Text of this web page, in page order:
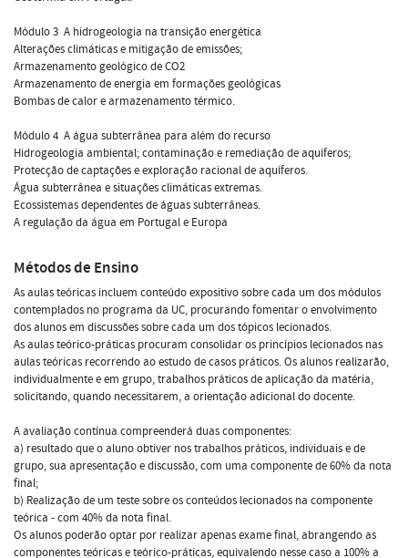
Módulo 3  A hidrogeologia na transição energética
Alterações climáticas e mitigação de emissões;
Armazenamento geológico de CO2
Armazenamento de energia em formações geológicas
Bombas de calor e armazenamento térmico.
Módulo 4  A água subterrânea para além do recurso
Hidrogeologia ambiental; contaminação e remediação de aquíferos;
Protecção de captações e exploração racional de aquíferos.
Água subterrânea e situações climáticas extremas.
Ecossistemas dependentes de águas subterrâneas.
A regulação da água em Portugal e Europa
Métodos de Ensino
As aulas teóricas incluem conteúdo expositivo sobre cada um dos módulos
contemplados no programa da UC, procurando fomentar o envolvimento
dos alunos em discussões sobre cada um dos tópicos lecionados.
As aulas teórico-práticas procuram consolidar os princípios lecionados nas
aulas teóricas recorrendo ao estudo de casos práticos. Os alunos realizarão,
individualmente e em grupo, trabalhos práticos de aplicação da matéria,
solicitando, quando necessitarem, a orientação adicional do docente.
A avaliação contínua compreenderá duas componentes:
a) resultado que o aluno obtiver nos trabalhos práticos, individuais e de
grupo, sua apresentação e discussão, com uma componente de 60% da nota
final;
b) Realização de um teste sobre os conteúdos lecionados na componente
teórica - com 40% da nota final.
Os alunos poderão optar por realizar apenas exame final, abrangendo as
componentes teóricas e teórico-práticas, equivalendo nesse caso a 100% a